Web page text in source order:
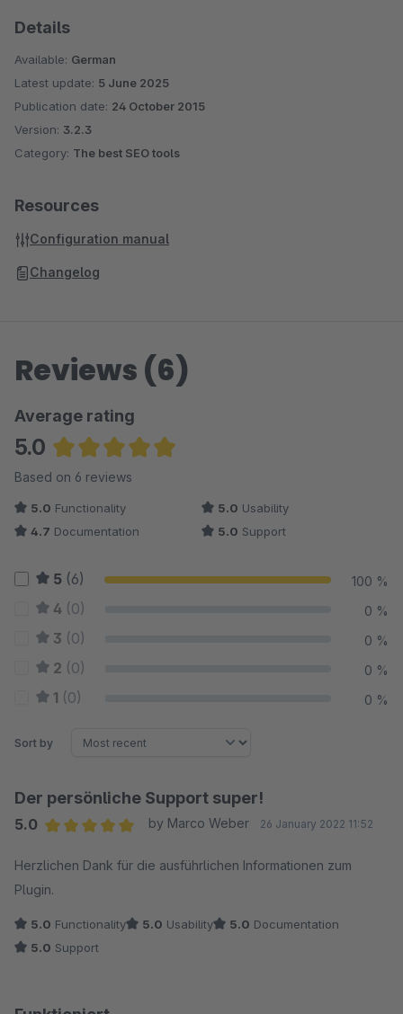
Details
Available: German
Latest update: 5 June 2025
Publication date: 24 October 2015
Version: 3.2.3
Category: The best SEO tools
Resources
Configuration manual
Changelog
Reviews (6)
Average rating
5.0
Average rating of 5 out of 5 stars
Based on 6 reviews
5.0 Functionality 5.0 Usability
4.7 Documentation 5.0 Support
5 (6) 100 %
4 (0) 0 %
3 (0) 0 %
2 (0) 0 %
1 (0) 0 %
Sort by
Der persönliche Support super!
5.0
by Marco Weber 26 January 2022 11:52
Herzlichen Dank für die ausführlichen Informationen zum
Plugin.
5.0 Functionality 5.0 Usability 5.0 Documentation
5.0 Support